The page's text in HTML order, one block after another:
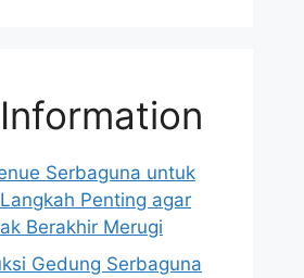
Serbaguna untuk
Penting agar
Berakhir Merugi
Gedung Serbaguna